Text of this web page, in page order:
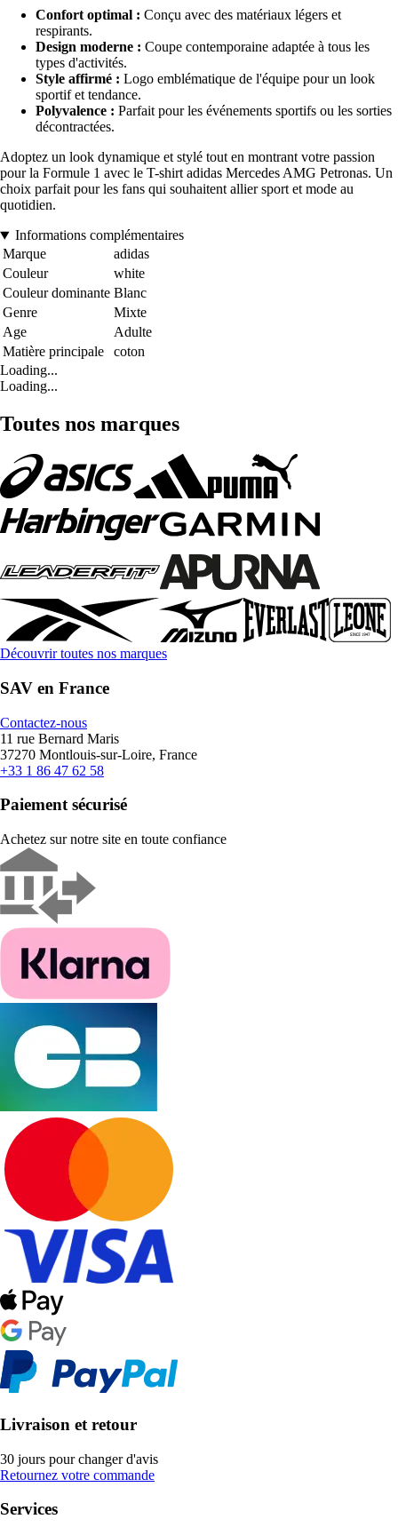
Confort optimal : Conçu avec des matériaux légers et
respirants.
Design moderne : Coupe contemporaine adaptée à tous les
types d'activités.
Style affirmé : Logo emblématique de l'équipe pour un look
sportif et tendance.
Polyvalence : Parfait pour les événements sportifs ou les sorties
décontractées.
Adoptez un look dynamique et stylé tout en montrant votre passion
pour la Formule 1 avec le T-shirt adidas Mercedes AMG Petronas. Un
choix parfait pour les fans qui souhaitent allier sport et mode au
quotidien.
Informations complémentaires
Marque
adidas
Couleur
white
Couleur dominante Blanc
Genre
Mixte
Age
Adulte
Matière principale
coton
Loading...
Loading...
Toutes nos marques
Découvrir toutes nos marques
SAV en France
Contactez-nous
11 rue Bernard Maris
37270 Montlouis-sur-Loire, France
+33 1 86 47 62 58
Paiement sécurisé
Achetez sur notre site en toute confiance
Livraison et retour
30 jours pour changer d'avis
Retournez votre commande
Services